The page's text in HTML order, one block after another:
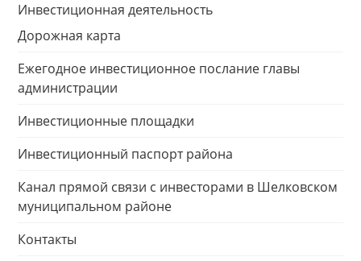
Инвестиционная деятельность
Дорожная карта
Ежегодное инвестиционное послание главы
администрации
Инвестиционные площадки
Инвестиционный паспорт района
Канал прямой связи с инвесторами в Шелковском
муниципальном районе
Контакты